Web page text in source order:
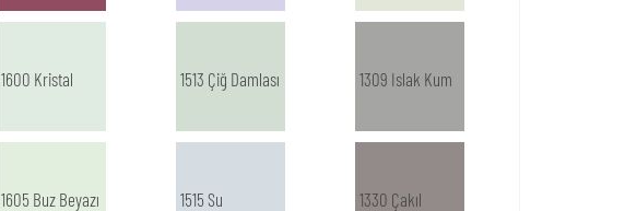
1600 Kristal 1513 Çiğ Damlası 1309 Islak Kum
1605 Buz Beyazı 1515 Su 1330 Çakıl